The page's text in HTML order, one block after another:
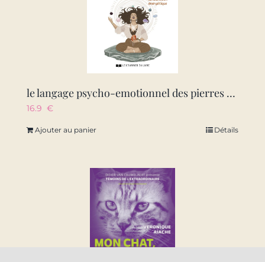
le langage psycho-emotionnel des pierres – 26 rituels de liberation energetique
16.9 €
Ajouter au panier Détails